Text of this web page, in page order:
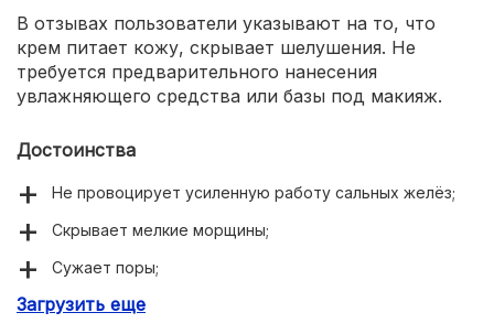
В отзывах пользователи указывают на то, что
крем питает кожу, скрывает шелушения. Не
требуется предварительного нанесения
увлажняющего средства или базы под макияж.
Достоинства
Не провоцирует усиленную работу сальных желёз;
Скрывает мелкие морщины;
Сужает поры;
Не растекается в процессе носки;
Загрузить еще